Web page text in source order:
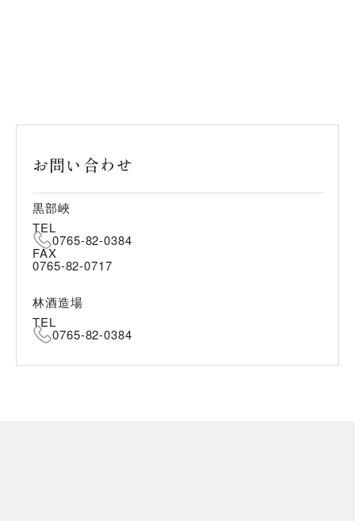
お問い合わせ
黒部峽
TEL
0765-82-0384
FAX
0765-82-0717
林酒造場
TEL
0765-82-0384